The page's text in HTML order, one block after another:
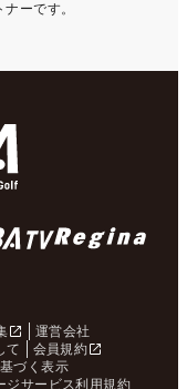
ーです。
運営会社
て
会員規約
づく表示
ジサービス利用規約